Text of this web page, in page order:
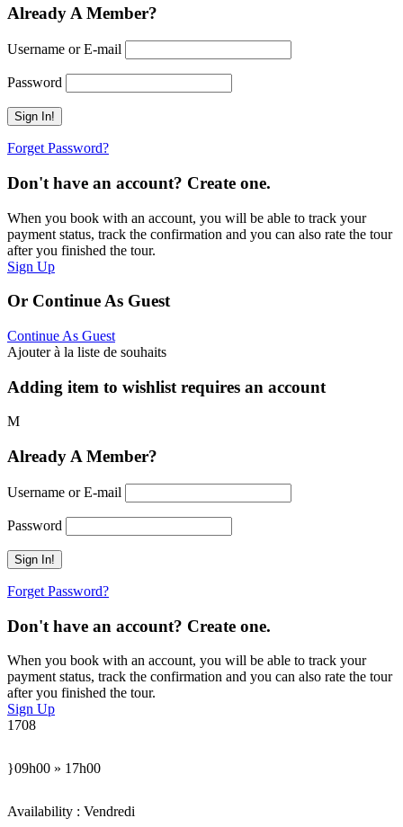
Already A Member?
Username or E-mail
Password
Forget Password?
Don't have an account? Create one.
When you book with an account, you will be able to track your
payment status, track the confirmation and you can also rate the tour
after you finished the tour.
Sign Up
Or Continue As Guest
Continue As Guest
Ajouter à la liste de souhaits
Adding item to wishlist requires an account
Already A Member?
Username or E-mail
Password
Forget Password?
Don't have an account? Create one.
When you book with an account, you will be able to track your
payment status, track the confirmation and you can also rate the tour
after you finished the tour.
Sign Up
1708
09h00 » 17h00
Availability : Vendredi